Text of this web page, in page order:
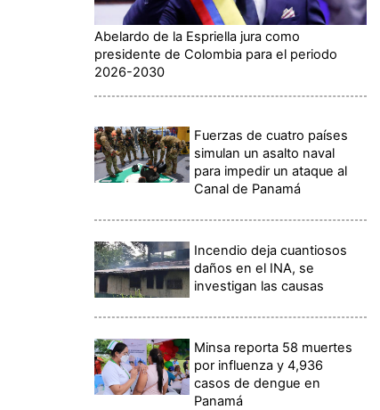
Abelardo de la Espriella jura como
presidente de Colombia para el periodo
2026-2030
Fuerzas de cuatro países
simulan un asalto naval
para impedir un ataque al
Canal de Panamá
Incendio deja cuantiosos
daños en el INA, se
investigan las causas
Minsa reporta 58 muertes
por influenza y 4,936
casos de dengue en
Panamá